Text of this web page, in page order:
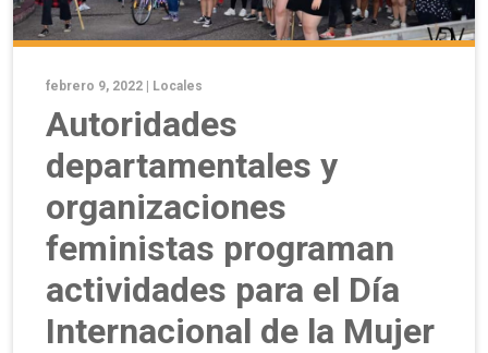
febrero 9, 2022 | Locales
Autoridades
departamentales y
organizaciones
feministas programan
actividades para el Día
Internacional de la Mujer